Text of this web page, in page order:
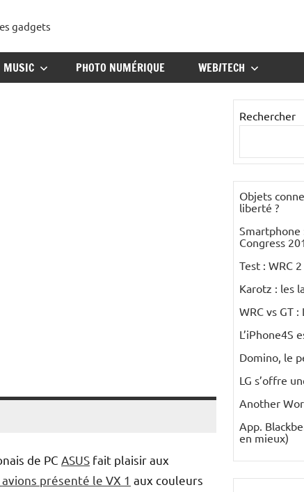
gadgets
MUSIC PHOTO NUMÉRIQUE WEB/TECH
de PC ASUS fait plaisir aux
avions présenté le VX 1 aux couleurs
Rechercher
Objets
liberté ?
Smartphone
Congress
Test : WRC
Karotz : les
WRC vs GT
L’iPhone4S
Domino, le
LG s’offre
Another
App.
en mieux)